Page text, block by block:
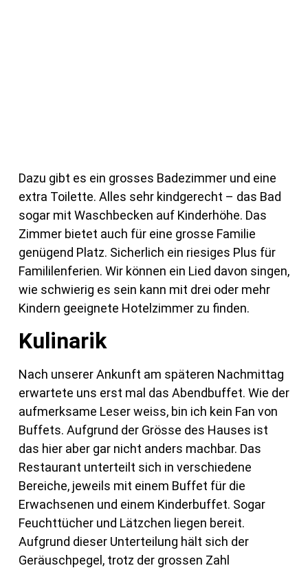
Dazu gibt es ein grosses Badezimmer und eine
extra Toilette. Alles sehr kindgerecht – das Bad
sogar mit Waschbecken auf Kinderhöhe. Das
Zimmer bietet auch für eine grosse Familie
genügend Platz. Sicherlich ein riesiges Plus für
Famililenferien. Wir können ein Lied davon singen,
wie schwierig es sein kann mit drei oder mehr
Kindern geeignete Hotelzimmer zu finden.
Kulinarik
Nach unserer Ankunft am späteren Nachmittag
erwartete uns erst mal das Abendbuffet. Wie der
aufmerksame Leser weiss, bin ich kein Fan von
Buffets. Aufgrund der Grösse des Hauses ist
das hier aber gar nicht anders machbar. Das
Restaurant unterteilt sich in verschiedene
Bereiche, jeweils mit einem Buffet für die
Erwachsenen und einem Kinderbuffet. Sogar
Feuchttücher und Lätzchen liegen bereit.
Aufgrund dieser Unterteilung hält sich der
Geräuschpegel, trotz der grossen Zahl